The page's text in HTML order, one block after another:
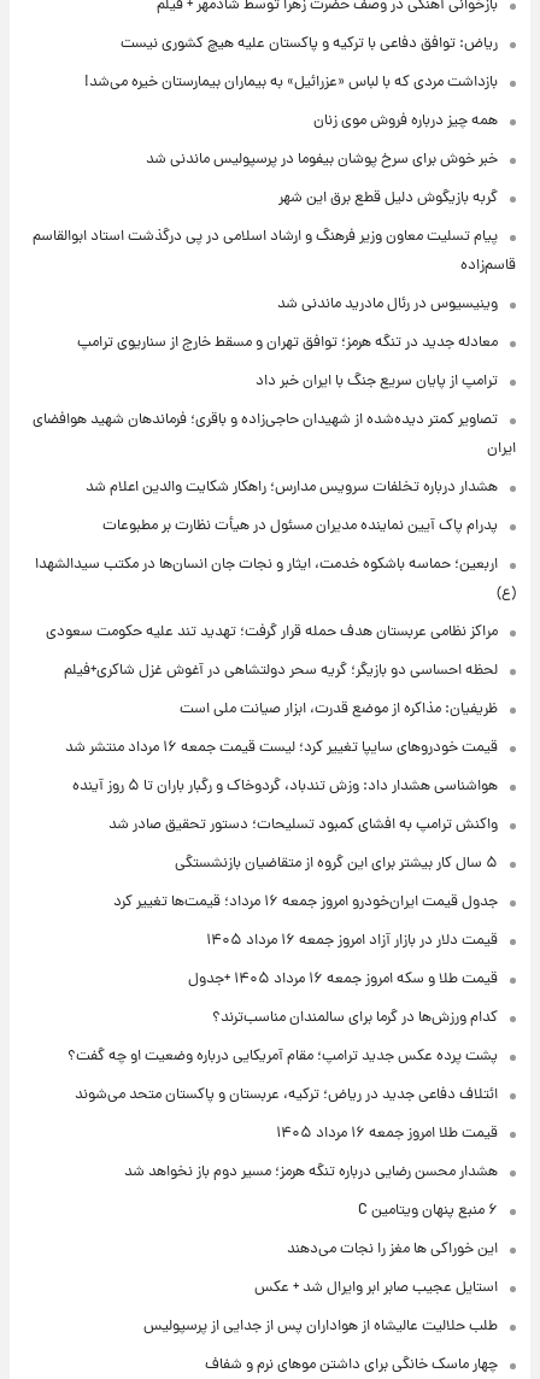
بازخوانی آهنگی در وصف حضرت زهرا توسط شادمهر + فیلم
ریاض: توافق دفاعی با ترکیه و پاکستان علیه هیچ کشوری نیست
بازداشت مردی که با لباس «عزرائیل» به بیماران بیمارستان خیره می‌شد!
همه چیز درباره فروش موی زنان
خبر خوش برای سرخ پوشان بیفوما در پرسپولیس ماندنی شد
گربه بازیگوش دلیل قطع برق این شهر
پیام تسلیت معاون وزیر فرهنگ و ارشاد اسلامی در پی درگذشت استاد ابوالقاسم
قاسم‌زاده
وینیسیوس در رئال مادرید ماندنی شد
معادله جدید در تنگه هرمز؛ توافق تهران و مسقط خارج از سناریوی ترامپ
ترامپ از پایان سریع جنگ با ایران خبر داد
تصاویر کمتر دیده‌شده از شهیدان حاجی‌زاده و باقری؛ فرماندهان شهید هوافضای
ایران
هشدار درباره تخلفات سرویس مدارس؛ راهکار شکایت والدین اعلام شد
پدرام پاک آیین نماینده مدیران مسئول در هیأت نظارت بر مطبوعات
اربعین؛ حماسه باشکوه خدمت، ایثار و نجات جان انسان‌ها در مکتب سیدالشهدا
(ع)
مراکز نظامی عربستان هدف حمله قرار گرفت؛ تهدید تند علیه حکومت سعودی
لحظه احساسی دو بازیگر؛ گریه سحر دولتشاهی در آغوش غزل شاکری+فیلم
ظریفیان: مذاکره از موضع قدرت، ابزار صیانت ملی است
قیمت خودروهای سایپا تغییر کرد؛ لیست قیمت جمعه ۱۶ مرداد منتشر شد
هواشناسی هشدار داد: وزش تندباد، گردوخاک و رگبار باران تا ۵ روز آینده
واکنش ترامپ به افشای کمبود تسلیحات؛ دستور تحقیق صادر شد
۵ سال کار بیشتر برای این گروه از متقاضیان بازنشستگی
جدول قیمت ایران‌خودرو امروز جمعه ۱۶ مرداد؛ قیمت‌ها تغییر کرد
قیمت دلار در بازار آزاد امروز جمعه ۱۶ مرداد ۱۴۰۵
قیمت طلا و سکه امروز جمعه ۱۶ مرداد ۱۴۰۵ +جدول
کدام ورزش‌ها در گرما برای سالمندان مناسب‌ترند؟
پشت پرده عکس جدید ترامپ؛ مقام آمریکایی درباره وضعیت او چه گفت؟
ائتلاف دفاعی جدید در ریاض؛ ترکیه، عربستان و پاکستان متحد می‌شوند
قیمت طلا امروز جمعه ۱۶ مرداد ۱۴۰۵
هشدار محسن رضایی درباره تنگه هرمز؛ مسیر دوم باز نخواهد شد
۶ منبع پنهان ویتامین C
این خوراکی ها مغز را نجات می‌دهند
استایل عجیب صابر ابر وایرال شد + عکس
طلب حلالیت عالیشاه از هواداران پس از جدایی از پرسپولیس
چهار ماسک خانگی برای داشتن موهای نرم و شفاف